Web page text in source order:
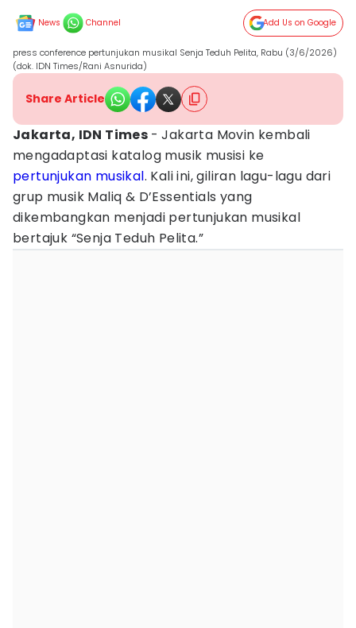
News Channel Add Us on Google
press conference pertunjukan musikal Senja Teduh Pelita, Rabu (3/6/2026)
(dok. IDN Times/Rani Asnurida)
Share Article
Jakarta, IDN Times - Jakarta Movin kembali
mengadaptasi katalog musik musisi ke
pertunjukan musikal. Kali ini, giliran lagu-lagu dari
grup musik Maliq & D’Essentials yang
dikembangkan menjadi pertunjukan musikal
bertajuk “Senja Teduh Pelita.”